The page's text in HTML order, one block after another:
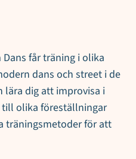
får träning i olika
dans och street i de
lära dig att improvisa i
olika föreställningar
träningsmetoder för att